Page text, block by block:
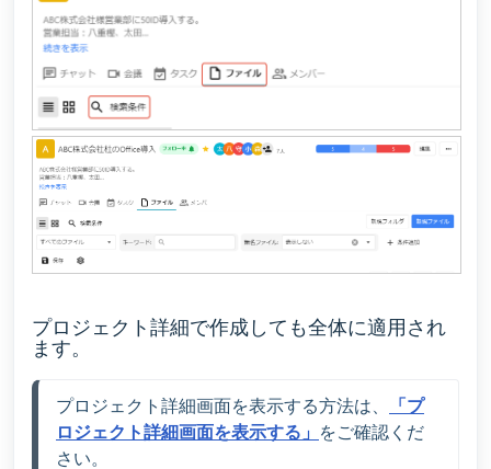
プロジェクト詳細で作成しても全体に適用され
ます。
プロジェクト詳細画面を表示する方法は、
「プ
ロジェクト詳細画面を表示する」 をご確認くだ
さい。